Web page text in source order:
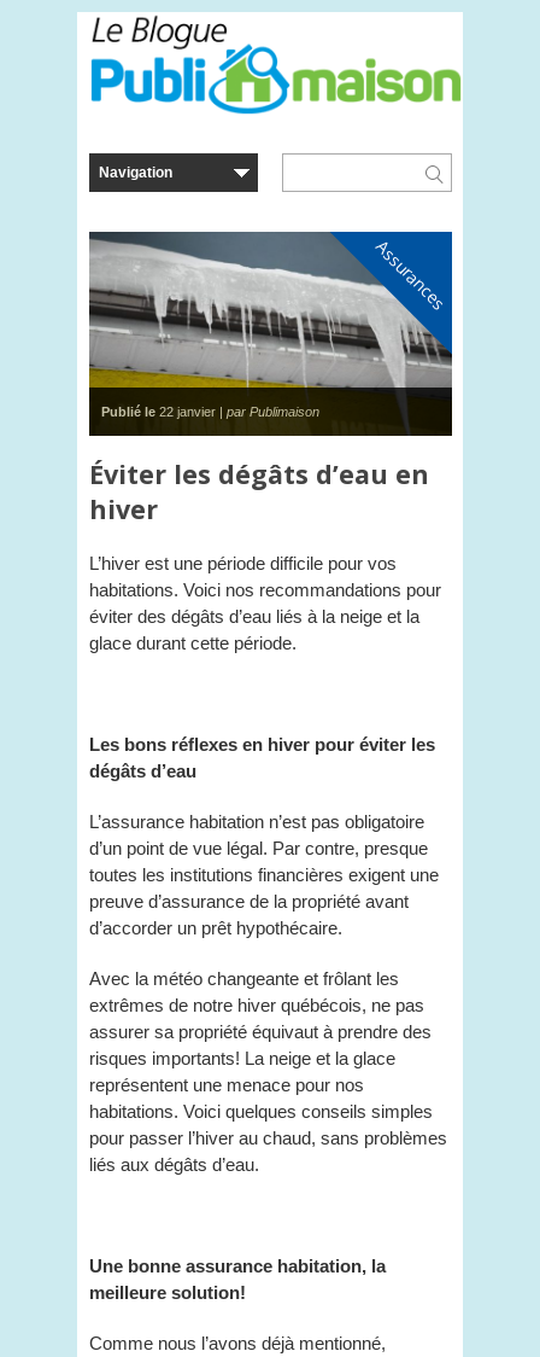
Assurances
Publié le 22 janvier | par Publimaison
Éviter les dégâts d’eau en
hiver
L’hiver est une période difficile pour vos
habitations. Voici nos recommandations pour
éviter des dégâts d’eau liés à la neige et la
glace durant cette période.
Les bons réflexes en hiver pour éviter les
dégâts d’eau
L’assurance habitation n’est pas obligatoire
d’un point de vue légal. Par contre, presque
toutes les institutions financières exigent une
preuve d’assurance de la propriété avant
d’accorder un prêt hypothécaire.
Avec la météo changeante et frôlant les
extrêmes de notre hiver québécois, ne pas
assurer sa propriété équivaut à prendre des
risques importants! La neige et la glace
représentent une menace pour nos
habitations. Voici quelques conseils simples
pour passer l’hiver au chaud, sans problèmes
liés aux dégâts d’eau.
Une bonne assurance habitation, la
meilleure solution!
Comme nous l’avons déjà mentionné,
Restez à l’affut des nouveaux articles
*champs requis
*
Prénom
Nom